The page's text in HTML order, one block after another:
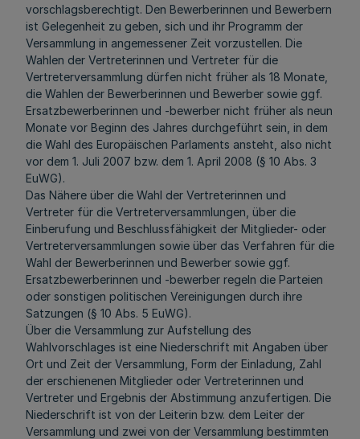
vorschlagsberechtigt. Den Bewerberinnen und Bewerbern
ist Gelegenheit zu geben, sich und ihr Programm der
Versammlung in angemessener Zeit vorzustellen. Die
Wahlen der Vertreterinnen und Vertreter für die
Vertreterversammlung dürfen nicht früher als 18 Monate,
die Wahlen der Bewerberinnen und Bewerber sowie ggf.
Ersatzbewerberinnen und -bewerber nicht früher als neun
Monate vor Beginn des Jahres durchgeführt sein, in dem
die Wahl des Europäischen Parlaments ansteht, also nicht
vor dem 1. Juli 2007 bzw. dem 1. April 2008 (§ 10 Abs. 3
EuWG).
Das Nähere über die Wahl der Vertreterinnen und
Vertreter für die Vertreterversammlungen, über die
Einberufung und Beschlussfähigkeit der Mitglieder- oder
Vertreterversammlungen sowie über das Verfahren für die
Wahl der Bewerberinnen und Bewerber sowie ggf.
Ersatzbewerberinnen und -bewerber regeln die Parteien
oder sonstigen politischen Vereinigungen durch ihre
Satzungen (§ 10 Abs. 5 EuWG).
Über die Versammlung zur Aufstellung des
Wahlvorschlages ist eine Niederschrift mit Angaben über
Ort und Zeit der Versammlung, Form der Einladung, Zahl
der erschienenen Mitglieder oder Vertreterinnen und
Vertreter und Ergebnis der Abstimmung anzufertigen. Die
Niederschrift ist von der Leiterin bzw. dem Leiter der
Versammlung und zwei von der Versammlung bestimmten